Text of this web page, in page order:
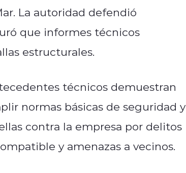
La autoridad defendió
que informes técnicos
estructurales.
técnicos demuestran
normas básicas de seguridad y
contra la empresa por delitos
y amenazas a vecinos.